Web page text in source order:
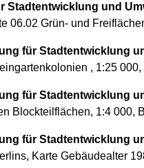
Stadtentwicklung und
06.02 Grün- und
für Stadtentwicklung
, 1:25 000,
für Stadtentwicklung
Blockteilflächen, 1:4 000,
für Stadtentwicklung
Karte Gebäudealter